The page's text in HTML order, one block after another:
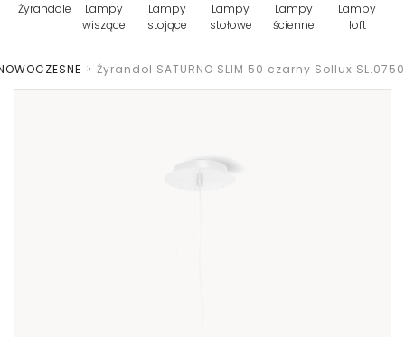
Żyrandole
Lampy
wiszące
Lampy
stojące
Lampy
stołowe
Lampy
ścienne
Lampy
loft
> Żyrandol SATURNO SLIM 50 czarny Sollux SL.0750